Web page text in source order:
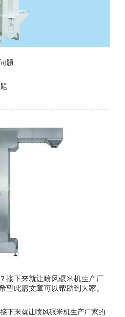
题
接下来就让喷风碾米机生产厂
望此篇文章可以帮助到大家。
下来就让喷风碾米机生产厂家的